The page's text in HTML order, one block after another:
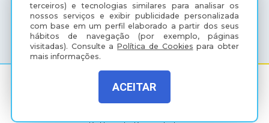
terceiros) e tecnologias similares para analisar os
nossos serviços e exibir publicidade personalizada
com base em um perfil elaborado a partir dos seus
hábitos de navegação (por exemplo, páginas
visitadas). Consulte aPolítica de Cookies para obter
mais informações.
ACEITAR
(18) 3607-6500
Rua Coelho Neto, 73, Vila São Paulo, Araçatuba - SP, CEP: